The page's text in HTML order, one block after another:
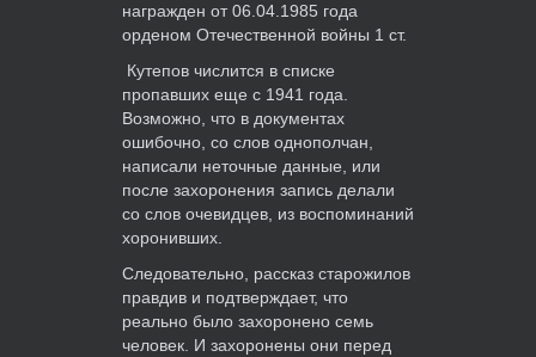
награжден от 06.04.1985 года
орденом Отечественной войны 1 ст.
Кутепов числится в списке
пропавших еще с 1941 года.
Возможно, что в документах
ошибочно, со слов однополчан,
написали неточные данные, или
после захоронения запись делали
со слов очевидцев, из воспоминаний
хоронивших.
Следовательно, рассказ старожилов
правдив и подтверждает, что
реально было захоронено семь
человек. И захоронены они перед